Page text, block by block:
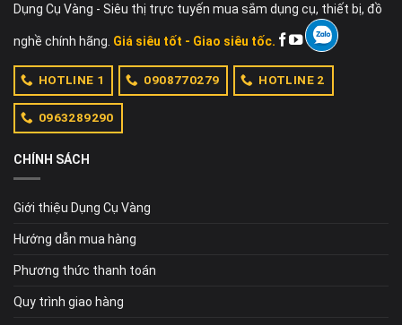
Dụng Cụ Vàng - Siêu thị trực tuyến mua sắm dụng cụ, thiết bị, đồ
nghề chính hãng. Giá siêu tốt - Giao siêu tốc.
HOTLINE 1 0908770279 HOTLINE 2
0963289290
CHÍNH SÁCH
Giới thiệu Dụng Cụ Vàng
Hướng dẫn mua hàng
Phương thức thanh toán
Quy trình giao hàng